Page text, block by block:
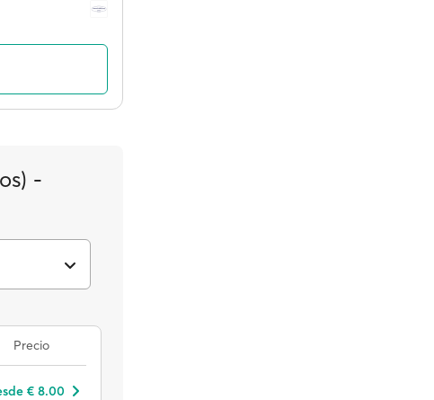
-
Precio
€ 8.00